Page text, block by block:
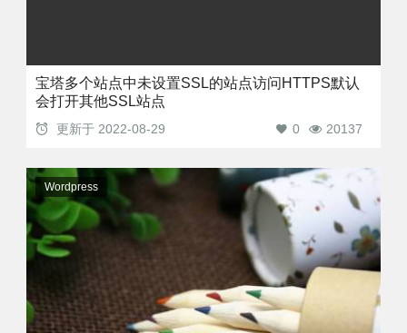
宝塔多个站点中未设置SSL的站点访问HTTPS默认
会打开其他SSL站点
更新于 2022-08-29 20137
0
Wordpress